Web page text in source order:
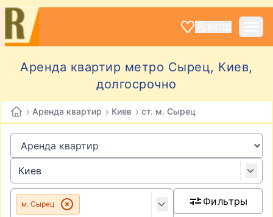
Аренда квартир метро Сырец, Киев,
долгосрочно
› Аренда квартир › Киев › ст. м. Сырец
м. Сырец Фильтры